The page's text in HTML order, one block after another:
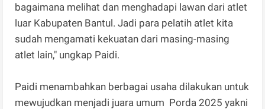
bagaimana melihat dan menghadapi lawan dari atlet
luar Kabupaten Bantul. Jadi para pelatih atlet kita
sudah mengamati kekuatan dari masing-masing
atlet lain," ungkap Paidi.
Paidi menambahkan berbagai usaha dilakukan untuk
mewujudkan menjadi juara umum Porda 2025 yakni